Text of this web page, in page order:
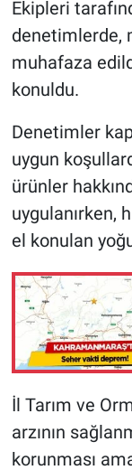
Ekipleri
denetimlerde,
muhafaza
konuldu.
Denetimler
uygun
ürünler
uygulanırken,
el konulan
İl Tarım ve
arzının
korunması